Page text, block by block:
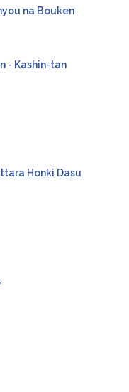
na Bouken
- Kashin-tan
Honki Dasu